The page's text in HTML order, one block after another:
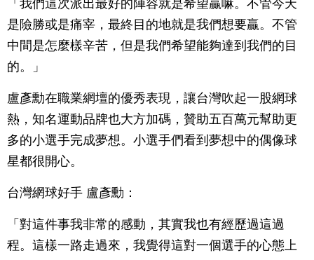
「我們這次派出最好的陣容就是希望贏嘛。不管今天
是險勝或是痛宰，最終目的地就是我們想要贏。不管
中間是怎麼樣辛苦，但是我們希望能夠達到我們的目
的。」
盧彥勳在職業網壇的優秀表現，讓台灣吹起一股網球
熱，知名運動品牌也大方加碼，贊助五百萬元幫助更
多的小選手完成夢想。小選手們看到夢想中的偶像球
星都很開心。
台灣網球好手 盧彥勳：
「對這件事我非常的感動，其實我也有經歷過這過
程。這樣一路走過來，我覺得這對一個選手的心態上